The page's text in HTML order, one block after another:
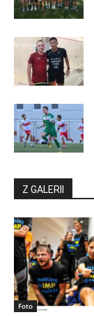
Z GALERII
Foto